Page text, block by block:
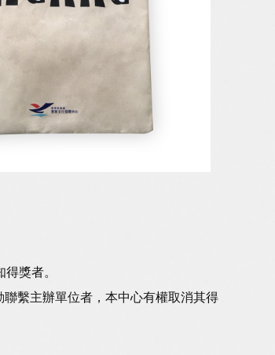
獎者。
繫主辦單位者，本中心有權取消其得